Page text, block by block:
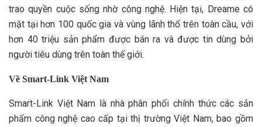
trao quyền cuộc sống nhờ công nghệ. Hiện tại, Dreame có
mặt tại hơn 100 quốc gia và vùng lãnh thổ trên toàn cầu, với
hơn 40 triệu sản phẩm được bán ra và được tin dùng bởi
người tiêu dùng trên toàn thế giới.
Về Smart-Link Việt Nam
Smart-Link Việt Nam là nhà phân phối chính thức các sản
phẩm công nghệ cao cấp tại thị trường Việt Nam, bao gồm